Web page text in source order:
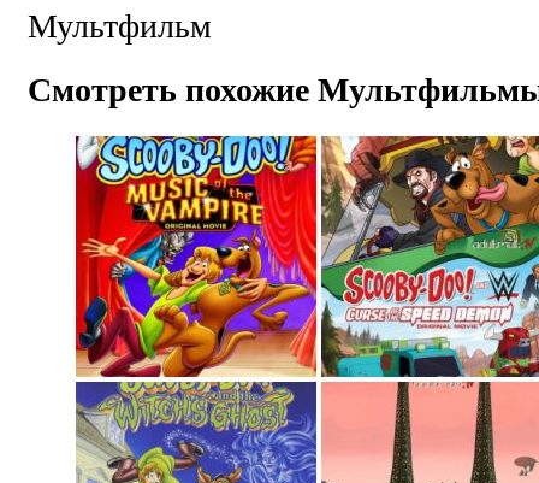
Мультфильм
Смотреть похожие